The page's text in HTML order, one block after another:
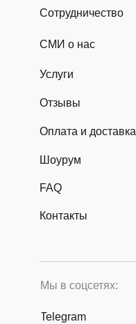
Мы в соцсетях:
Сотрудничество
Telegram
Услуги
Отзывы
Оплата и доставка
СМИ о нас
Шоурум
FAQ
Контакты